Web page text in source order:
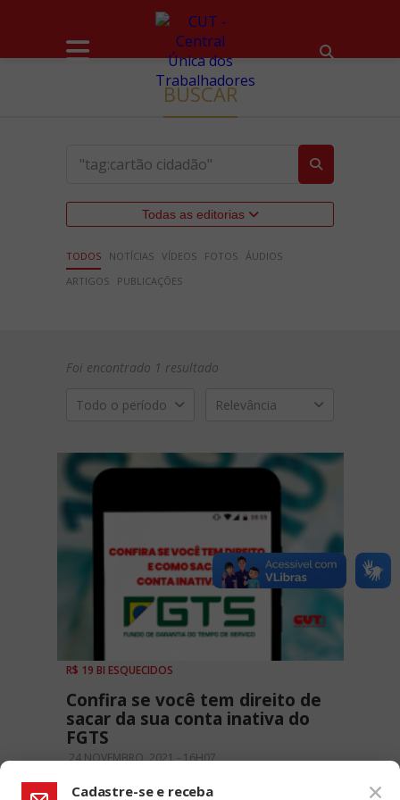
BUSCAR
Todas as editorias
TODOS NOTÍCIAS VÍDEOS FOTOS ÁUDIOS
ARTIGOS
PUBLICAÇÕES
Foi encontrado 1 resultado
Todo o período Relevância
R$ 19 BI ESQUECIDOS
Confira se você tem direito de
sacar da sua conta inativa do
FGTS
24 NOVEMBRO, 2021 - 16H07
Cadastre-se e receba